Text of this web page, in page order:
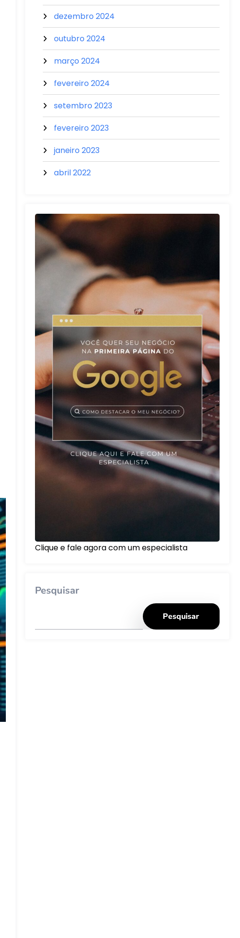
dezembro 2024
outubro 2024
março 2024
fevereiro 2024
setembro 2023
fevereiro 2023
janeiro 2023
abril 2022
Clique e fale agora com um especialista
Pesquisar
Pesquisar